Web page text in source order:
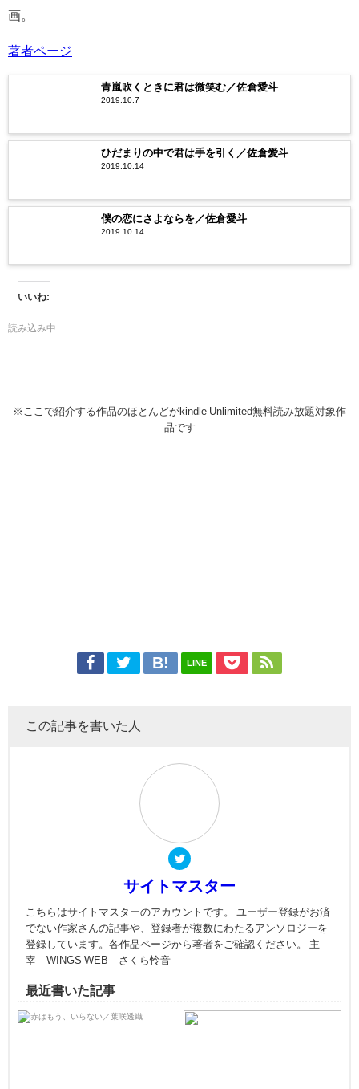
画。
著者ページ
青嵐吹くときに君は微笑む／佐倉愛斗
2019.10.7
ひだまりの中で君は手を引く／佐倉愛斗
2019.10.14
僕の恋にさよならを／佐倉愛斗
2019.10.14
いいね:
読み込み中…
※ここで紹介する作品のほとんどがkindle Unlimited無料読み放題対象作
品です
LINE
この記事を書いた人
サイトマスター
こちらはサイトマスターのアカウントです。 ユーザー登録がお済
でない作家さんの記事や、登録者が複数にわたるアンソロジーを
登録しています。各作品ページから著者をご確認ください。 主
宰 WINGS WEB さくら怜音
最近書いた記事